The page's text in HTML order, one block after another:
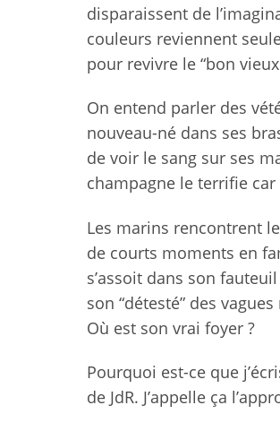
disparaissent de
couleurs reviennent
pour revivre le “bon
On entend parler des
nouveau-né dans ses
de voir le sang sur ses
champagne le terrifie
Les marins rencontrent
de courts moments en
s’assoit dans son
son “détesté” des
Où est son vrai foyer ?
Pourquoi est-ce que
de JdR. J’appelle ça